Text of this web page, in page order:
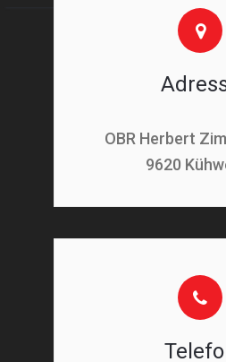
OBR Herbert
9620